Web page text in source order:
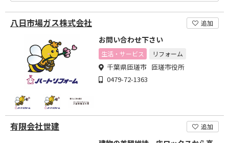
八日市場ガス株式会社 追加
お問い合わせ下さい
生活・サービス リフォーム
千葉県匝瑳市 匝瑳市役所
0479-72-1363
有限会社世建 追加